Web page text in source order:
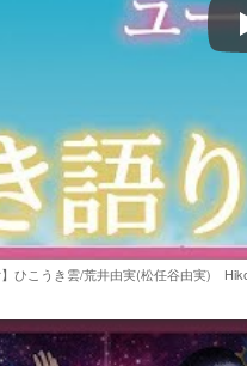
】ひこうき雲/荒井由実(松任谷由実)